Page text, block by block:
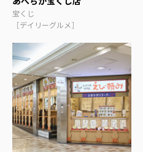
宝くじ
［デイリーグルメ］